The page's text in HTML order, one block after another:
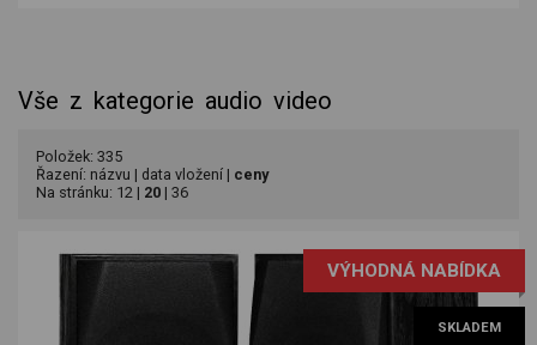
Vše z kategorie audio video
Položek: 335
Řazení: názvu | data vložení | ceny
Na stránku: 12 | 20 | 36
VÝHODNÁ NABÍDKA
SKLADEM